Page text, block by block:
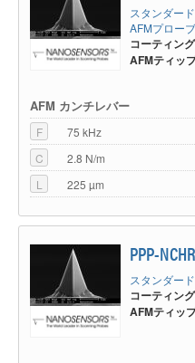
スタンダー
AFMプローブ
コーティン
AFMティッ
AFM カンチレバー
F
75 kHz
C
2.8 N/m
L
225 µm
PPP-NCHR
スタンダー
コーティン
AFMティッ